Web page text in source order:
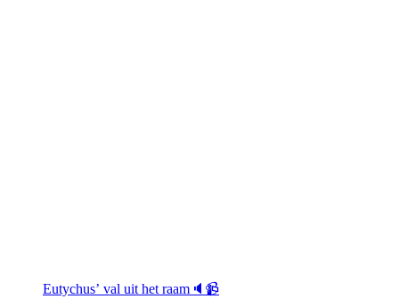
Eutychus’ val uit het raam🔈📹